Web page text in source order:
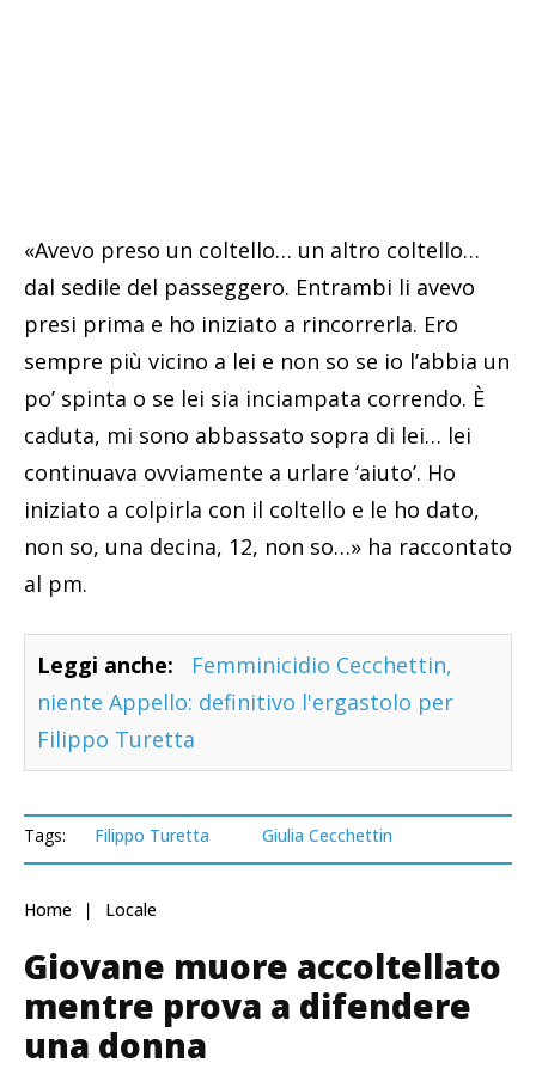
«Avevo preso un coltello… un altro coltello…
dal sedile del passeggero. Entrambi li avevo
presi prima e ho iniziato a rincorrerla. Ero
sempre più vicino a lei e non so se io l’abbia un
po’ spinta o se lei sia inciampata correndo. È
caduta, mi sono abbassato sopra di lei… lei
continuava ovviamente a urlare ‘aiuto’. Ho
iniziato a colpirla con il coltello e le ho dato,
non so, una decina, 12, non so…» ha raccontato
al pm.
Leggi anche:
Femminicidio Cecchettin,
niente Appello: definitivo l'ergastolo per
Filippo Turetta
Tags: Filippo Turetta Giulia Cecchettin
Home Locale
Giovane muore accoltellato
mentre prova a difendere
una donna